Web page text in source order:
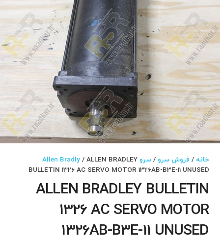
خانه / فروش سرو /سرو Allen Bradly/ ALLEN BRADLEY
BULLETIN 1326 AC SERVO MOTOR 1326AB-B3E-11 UNUSED
ALLEN BRADLEY BULLETIN
1326 AC SERVO MOTOR
1326AB-B3E-11 UNUSED